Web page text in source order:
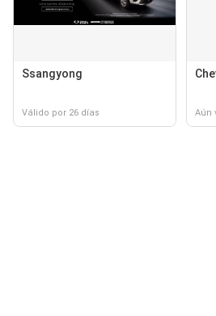
Ssangyong
Válido por 26 días Aún